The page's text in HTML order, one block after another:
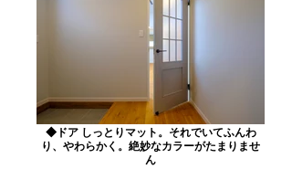
◆ドア しっとりマット。それでいてふんわ
り、やわらかく。絶妙なカラーがたまりませ
ん